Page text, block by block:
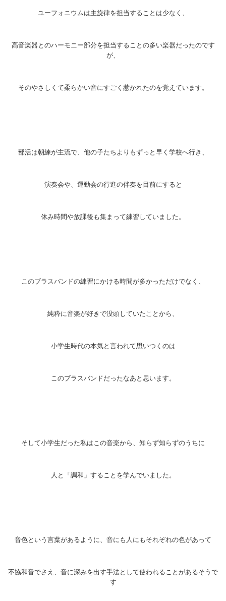
ユーフォニウムは主旋律を担当することは少なく、
高音楽器とのハーモニー部分を担当することの多い楽器だったのです
が、
そのやさしくて柔らかい音にすごく惹かれたのを覚えています。
部活は朝練が主流で、他の子たちよりもずっと早く学校へ行き、
演奏会や、運動会の行進の伴奏を目前にすると
休み時間や放課後も集まって練習していました。
このブラスバンドの練習にかける時間が多かっただけでなく、
純粋に音楽が好きで没頭していたことから、
小学生時代の本気と言われて思いつくのは
このブラスバンドだったなあと思います。
そして小学生だった私はこの音楽から、知らず知らずのうちに
人と「調和」することを学んでいました。
音色という言葉があるように、音にも人にもそれぞれの色があって
不協和音でさえ、音に深みを出す手法として使われることがあるそうで
す